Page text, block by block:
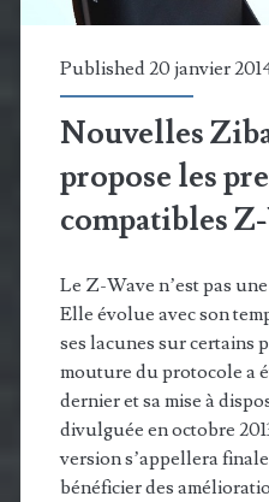
s’offre
au
format
Mini
Published 20 janvier
Nouvelles
propose les
compatibles
Le Z-Wave n’est pas
Elle évolue avec son
ses lacunes sur certains
mouture du protocole a
dernier et sa mise à
divulguée en octobre
version s’appellera
bénéficier des